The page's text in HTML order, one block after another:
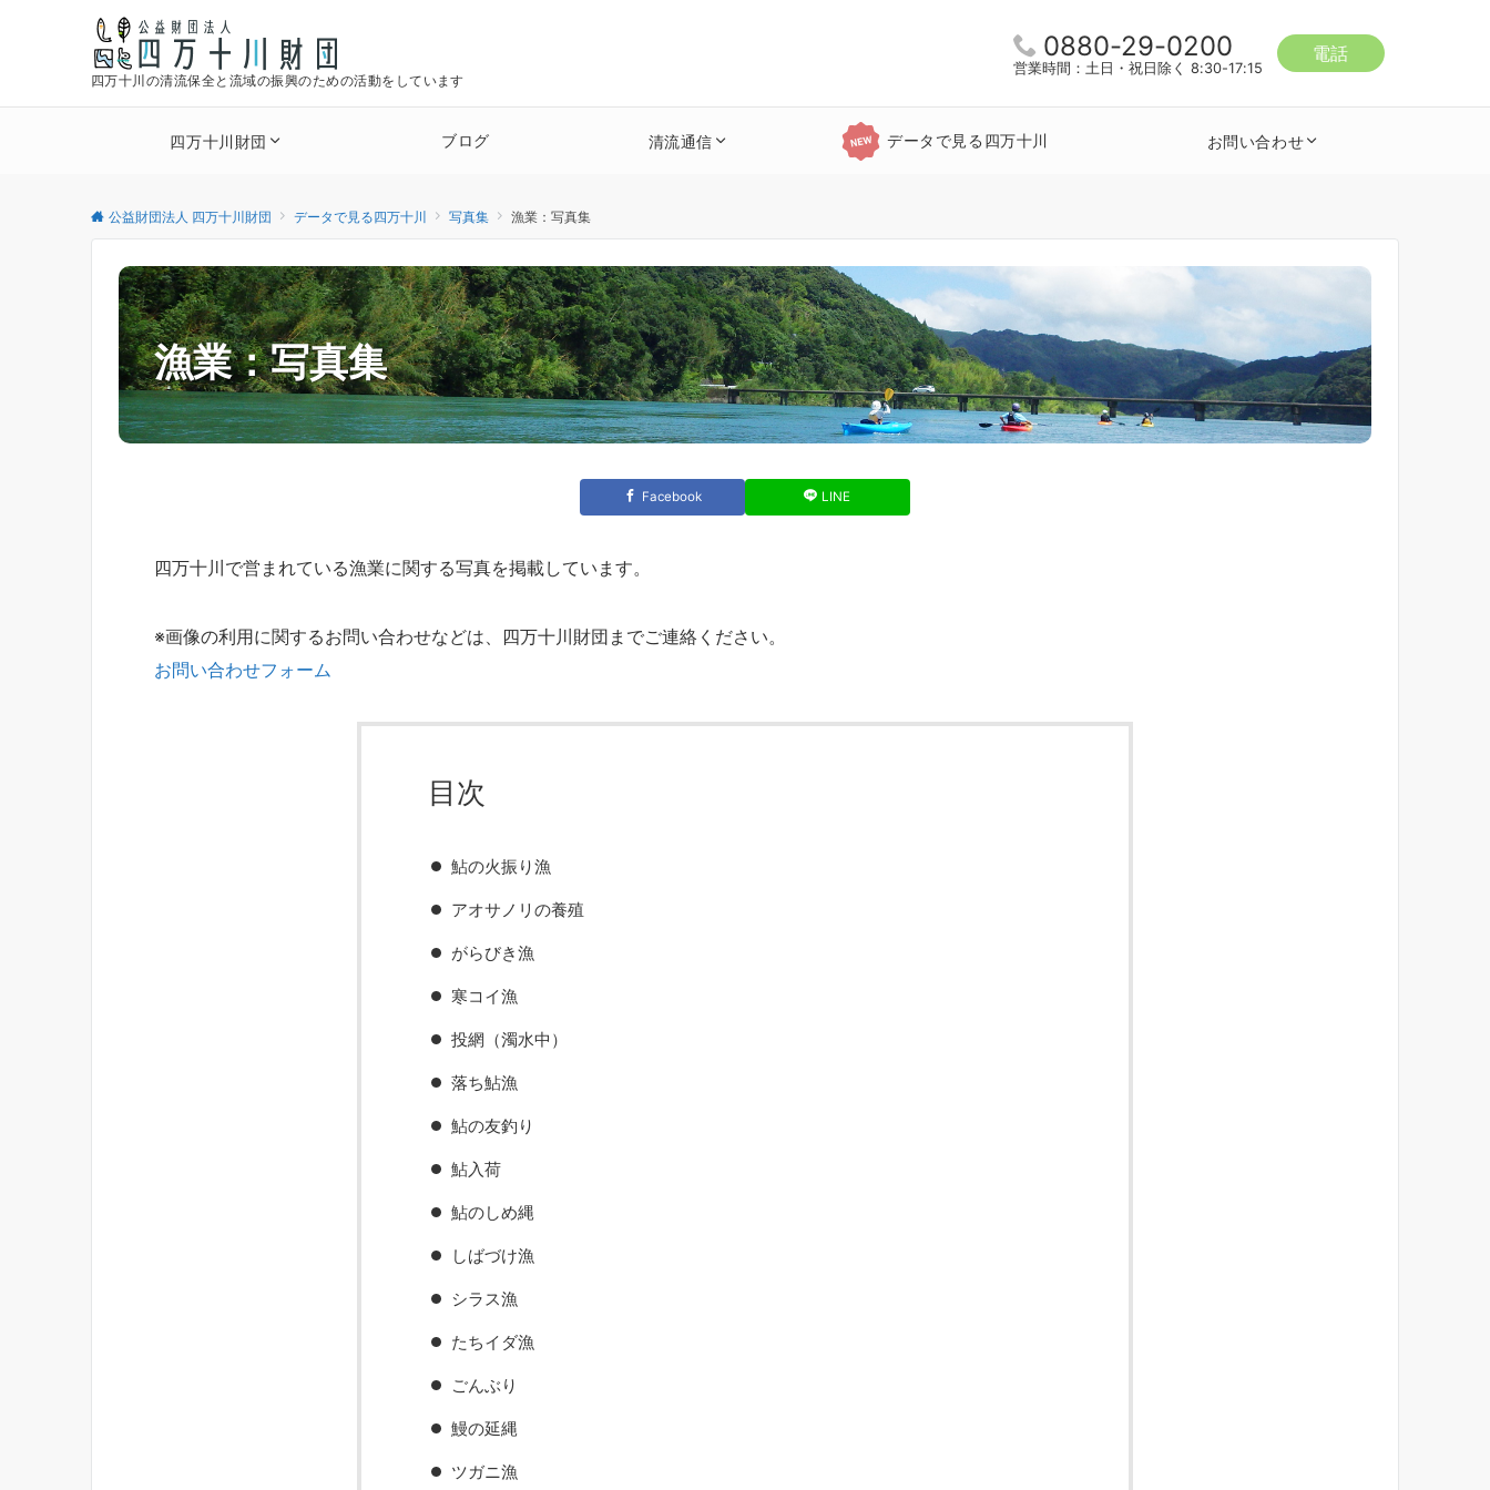
四万十川の清流保全と流域の振興のための活動をしています
0880-29-0200
営業時間：土日・祝日除く 8:30-17:15
電話
四万十川財団 ブログ 清流通信 データで見る四万十川 お問い合わせ
公益財団法人 四万十川財団 データで見る四万十川 写真集 漁業：写真集
漁業：写真集
Facebook LINE
四万十川で営まれている漁業に関する写真を掲載しています。
※画像の利用に関するお問い合わせなどは、四万十川財団までご連絡ください。
お問い合わせフォーム
目次
鮎の火振り漁
アオサノリの養殖
がらびき漁
寒コイ漁
投網（濁水中）
落ち鮎漁
鮎の友釣り
鮎入荷
鮎のしめ縄
しばづけ漁
シラス漁
たちイダ漁
ごんぶり
鰻の延縄
ツガニ漁